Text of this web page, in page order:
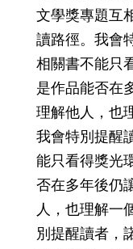
文學獎專題互
讀路徑。我會
相關書不能只
是作品能否在
理解他人，也
我會特別提醒
能只看得獎光
否在多年後仍
人，也理解一
別提醒讀者，